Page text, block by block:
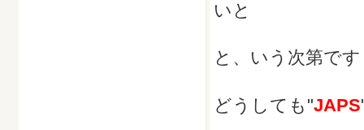
いと
と、いう次第です
どうしても"JAPS